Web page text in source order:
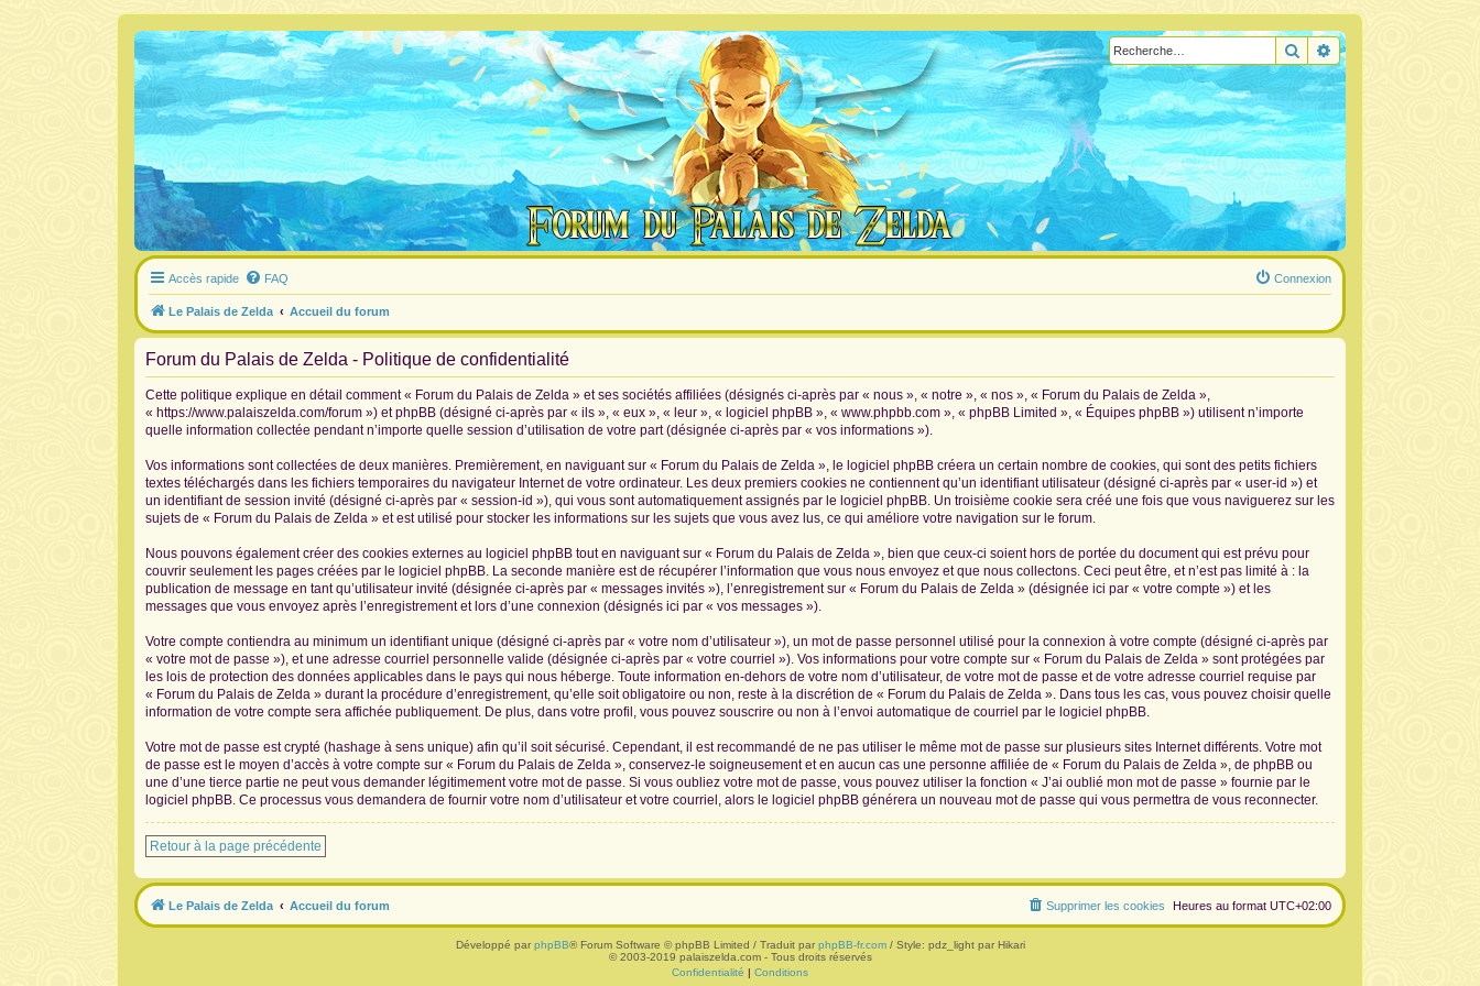
RechercherRecherche avancée
Accès rapide FAQ Connexion
Le Palais de Zelda Accueil du forum
Forum du Palais de Zelda - Politique de confidentialité
Cette politique explique en détail comment « Forum du Palais de Zelda » et ses sociétés affiliées (désignés ci-après par « nous », « notre », « nos », « Forum du Palais de Zelda »,
« https://www.palaiszelda.com/forum ») et phpBB (désigné ci-après par « ils », « eux », « leur », « logiciel phpBB », « www.phpbb.com », « phpBB Limited », « Équipes phpBB ») utilisent n’importe
quelle information collectée pendant n’importe quelle session d’utilisation de votre part (désignée ci-après par « vos informations »).
Vos informations sont collectées de deux manières. Premièrement, en naviguant sur « Forum du Palais de Zelda », le logiciel phpBB créera un certain nombre de cookies, qui sont des petits fichiers
textes téléchargés dans les fichiers temporaires du navigateur Internet de votre ordinateur. Les deux premiers cookies ne contiennent qu’un identifiant utilisateur (désigné ci-après par « user-id ») et
un identifiant de session invité (désigné ci-après par « session-id »), qui vous sont automatiquement assignés par le logiciel phpBB. Un troisième cookie sera créé une fois que vous naviguerez sur les
sujets de « Forum du Palais de Zelda » et est utilisé pour stocker les informations sur les sujets que vous avez lus, ce qui améliore votre navigation sur le forum.
Nous pouvons également créer des cookies externes au logiciel phpBB tout en naviguant sur « Forum du Palais de Zelda », bien que ceux-ci soient hors de portée du document qui est prévu pour
couvrir seulement les pages créées par le logiciel phpBB. La seconde manière est de récupérer l’information que vous nous envoyez et que nous collectons. Ceci peut être, et n’est pas limité à : la
publication de message en tant qu’utilisateur invité (désignée ci-après par « messages invités »), l’enregistrement sur « Forum du Palais de Zelda » (désignée ici par « votre compte ») et les
messages que vous envoyez après l’enregistrement et lors d’une connexion (désignés ici par « vos messages »).
Votre compte contiendra au minimum un identifiant unique (désigné ci-après par « votre nom d’utilisateur »), un mot de passe personnel utilisé pour la connexion à votre compte (désigné ci-après par
« votre mot de passe »), et une adresse courriel personnelle valide (désignée ci-après par « votre courriel »). Vos informations pour votre compte sur « Forum du Palais de Zelda » sont protégées par
les lois de protection des données applicables dans le pays qui nous héberge. Toute information en-dehors de votre nom d’utilisateur, de votre mot de passe et de votre adresse courriel requise par
« Forum du Palais de Zelda » durant la procédure d’enregistrement, qu’elle soit obligatoire ou non, reste à la discrétion de « Forum du Palais de Zelda ». Dans tous les cas, vous pouvez choisir quelle
information de votre compte sera affichée publiquement. De plus, dans votre profil, vous pouvez souscrire ou non à l’envoi automatique de courriel par le logiciel phpBB.
Votre mot de passe est crypté (hashage à sens unique) afin qu’il soit sécurisé. Cependant, il est recommandé de ne pas utiliser le même mot de passe sur plusieurs sites Internet différents. Votre mot
de passe est le moyen d’accès à votre compte sur « Forum du Palais de Zelda », conservez-le soigneusement et en aucun cas une personne affiliée de « Forum du Palais de Zelda », de phpBB ou
une d’une tierce partie ne peut vous demander légitimement votre mot de passe. Si vous oubliez votre mot de passe, vous pouvez utiliser la fonction « J’ai oublié mon mot de passe » fournie par le
logiciel phpBB. Ce processus vous demandera de fournir votre nom d’utilisateur et votre courriel, alors le logiciel phpBB générera un nouveau mot de passe qui vous permettra de vous reconnecter.
Retour à la page précédente
Le Palais de Zelda Accueil du forum Heures au format UTC+02:00
Supprimer les cookies
Développé par phpBB® Forum Software © phpBB Limited / Traduit par phpBB-fr.com/ Style: pdz_light par Hikari
© 2003-2019 palaiszelda.com - Tous droits réservés
Confidentialité | Conditions